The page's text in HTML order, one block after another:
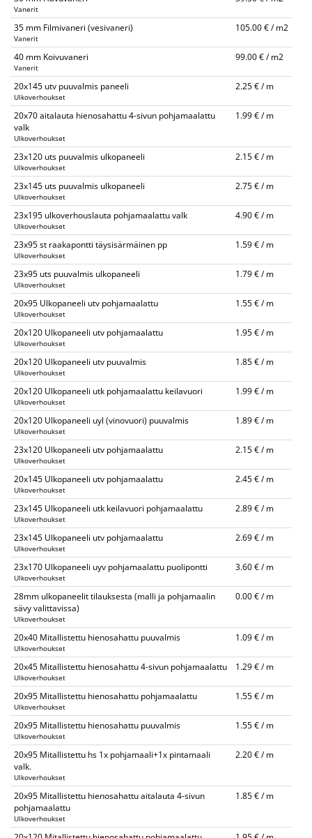
Vanerit
35 mm Filmivaneri (vesivaneri)
Vanerit
105.00 € / m2
40 mm Koivuvaneri
Vanerit
99.00 € / m2
20x145 utv puuvalmis paneeli
Ulkoverhoukset
2.25 € / m
20x70 aitalauta hienosahattu 4-sivun pohjamaalattu
valk
Ulkoverhoukset
1.99 € / m
23x120 uts puuvalmis ulkopaneeli
Ulkoverhoukset
2.15 € / m
23x145 uts puuvalmis ulkopaneeli
Ulkoverhoukset
2.75 € / m
23x195 ulkoverhouslauta pohjamaalattu valk
Ulkoverhoukset
4.90 € / m
23x95 st raakapontti täysisärmäinen pp
Ulkoverhoukset
1.59 € / m
23x95 uts puuvalmis ulkopaneeli
Ulkoverhoukset
1.79 € / m
20x95 Ulkopaneeli utv pohjamaalattu
Ulkoverhoukset
1.55 € / m
20x120 Ulkopaneeli utv pohjamaalattu
Ulkoverhoukset
1.95 € / m
20x120 Ulkopaneeli utv puuvalmis
Ulkoverhoukset
1.85 € / m
20x120 Ulkopaneeli utk pohjamaalattu keilavuori
Ulkoverhoukset
1.99 € / m
20x120 Ulkopaneeli uyl (vinovuori) puuvalmis
Ulkoverhoukset
1.89 € / m
23x120 Ulkopaneeli utv pohjamaalattu
Ulkoverhoukset
2.15 € / m
20x145 Ulkopaneeli utv pohjamaalattu
Ulkoverhoukset
2.45 € / m
23x145 Ulkopaneeli utk keilavuori pohjamaalattu
Ulkoverhoukset
2.89 € / m
23x145 Ulkopaneeli utv pohjamaalattu
Ulkoverhoukset
2.69 € / m
23x170 Ulkopaneeli uyv pohjamaalattu puolipontti
Ulkoverhoukset
3.60 € / m
28mm ulkopaneelit tilauksesta (malli ja pohjamaalin
sävy valittavissa)
Ulkoverhoukset
0.00 € / m
20x40 Mitallistettu hienosahattu puuvalmis
Ulkoverhoukset
1.09 € / m
20x45 Mitallistettu hienosahattu 4-sivun pohjamaalattu
Ulkoverhoukset
1.29 € / m
20x95 Mitallistettu hienosahattu pohjamaalattu
Ulkoverhoukset
1.55 € / m
20x95 Mitallistettu hienosahattu puuvalmis
Ulkoverhoukset
1.55 € / m
20x95 Mitallistettu hs 1x pohjamaali+1x pintamaali
valk.
Ulkoverhoukset
2.20 € / m
20x95 Mitallistettu hienosahattu aitalauta 4-sivun
pohjamaalattu
Ulkoverhoukset
1.85 € / m